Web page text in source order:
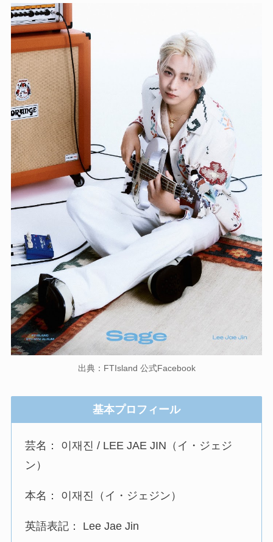
出典：FTIsland 公式Facebook
基本プロフィール
芸名： 이재진 / LEE JAE JIN（イ・ジェジ
ン）
本名： 이재진（イ・ジェジン）
英語表記： Lee Jae Jin